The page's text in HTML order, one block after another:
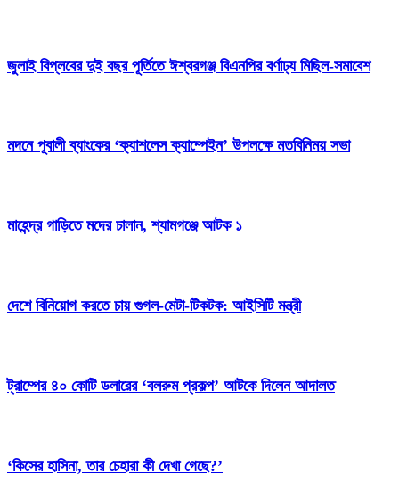
জুলাই বিপ্লবের দুই বছর পূর্তিতে ঈশ্বরগঞ্জ বিএনপির বর্ণাঢ্য মিছিল-সমাবেশ
মদনে পূবালী ব্যাংকের ‘ক্যাশলেস ক্যাম্পেইন’ উপলক্ষে মতবিনিময় সভা
মাহেন্দ্র গাড়িতে মদের চালান, শ্যামগঞ্জে আটক ১
দেশে বিনিয়োগ করতে চায় গুগল-মেটা-টিকটক: আইসিটি মন্ত্রী
ট্রাম্পের ৪০ কোটি ডলারের ‘বলরুম প্রকল্প’ আটকে দিলেন আদালত
‘কিসের হাসিনা, তার চেহারা কী দেখা গেছে?’